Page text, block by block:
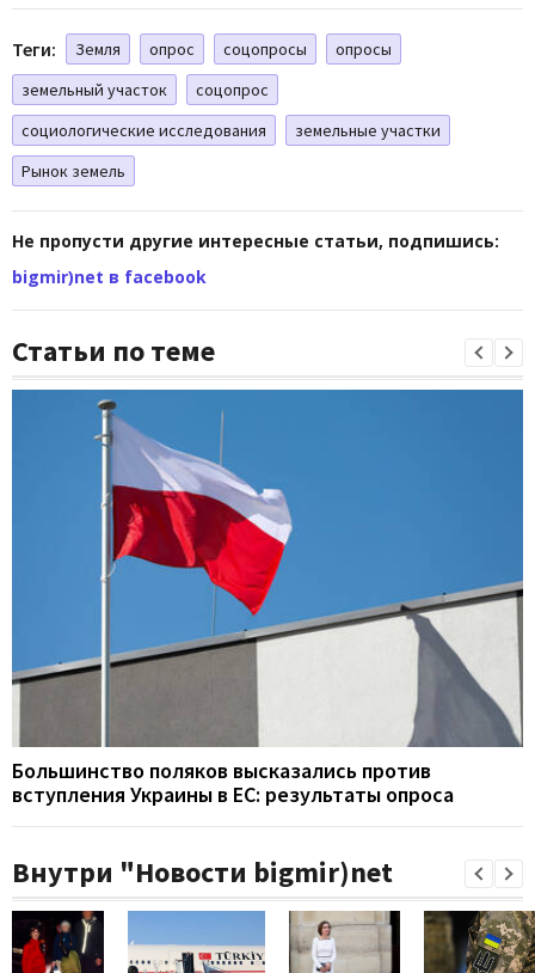
Теги: Земля опрос соцопросы
опросы
земельный участок
соцопрос
социологические исследования
земельные участки
Рынок земель
Не пропусти другие интересные статьи, подпишись:
bigmir)net в facebook
Статьи по теме
Большинство поляков высказались против
вступления Украины в ЕС: результаты опроса
Внутри "Новости bigmir)net